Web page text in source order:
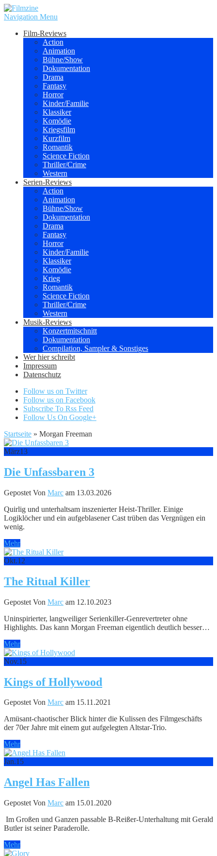
Navigation Menu
Film-Reviews
Action
Animation
Bühne/Show
Dokumentation
Drama
Fantasy
Horror
Kinder/Familie
Klassiker
Komödie
Kriegsfilm
Kurzfilm
Romantik
Science Fiction
Thriller/Crime
Western
Serien-Reviews
Action
Animation
Bühne/Show
Dokumentation
Drama
Fantasy
Horror
Kinder/Familie
Klassiker
Komödie
Krieg
Romantik
Science Fiction
Thriller/Crime
Western
Musik-Reviews
Konzertmitschnitt
Dokumentation
Compilation, Sampler & Sonstiges
Wer hier schreibt
Impressum
Datenschutz
Follow us on Twitter
Follow us on Facebook
Subscribe To Rss Feed
Follow Us On Google+
Startseite » Morgan Freeman
März13
Die Unfassbaren 3
Gepostet Von Marc am 13.03.2026
Quirlig und unterhaltsam inszenierter Heist-Thriller. Einige
Logiklöcher und ein aufgeblasener Cast trüben das Vergnügen ein
wenig.
Mehr
Okt.12
The Ritual Killer
Gepostet Von Marc am 12.10.2023
Uninspirierter, langweiliger Serienkiller-Genrevertreter ohne
Highlights. Das kann Morgan Freeman eigentlich deutlich besser…
Mehr
Nov.15
Kings of Hollywood
Gepostet Von Marc am 15.11.2021
Amüsant-chaotischer Blick hinter die Kulissen des Filmgeschäfts
der 70er Jahre mit einem gut aufgelegten Altstar-Trio.
Mehr
Jan.15
Angel Has Fallen
Gepostet Von Marc am 15.01.2020
Im Großen und Ganzen passable B-Reißer-Unterhaltung mit Gerald
Butler ist seiner Paraderolle.
Mehr